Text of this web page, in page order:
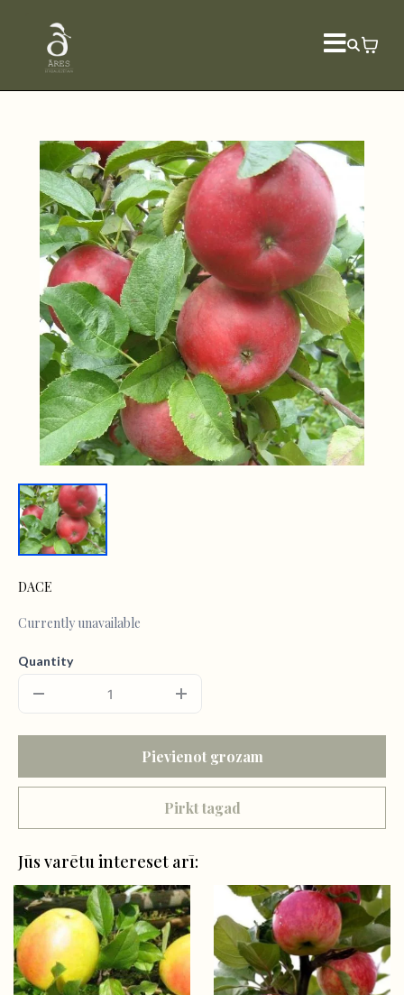
DACE
Currently unavailable
Quantity
Pievienot grozam
Pirkt tagad
Jūs varētu intereset arī: